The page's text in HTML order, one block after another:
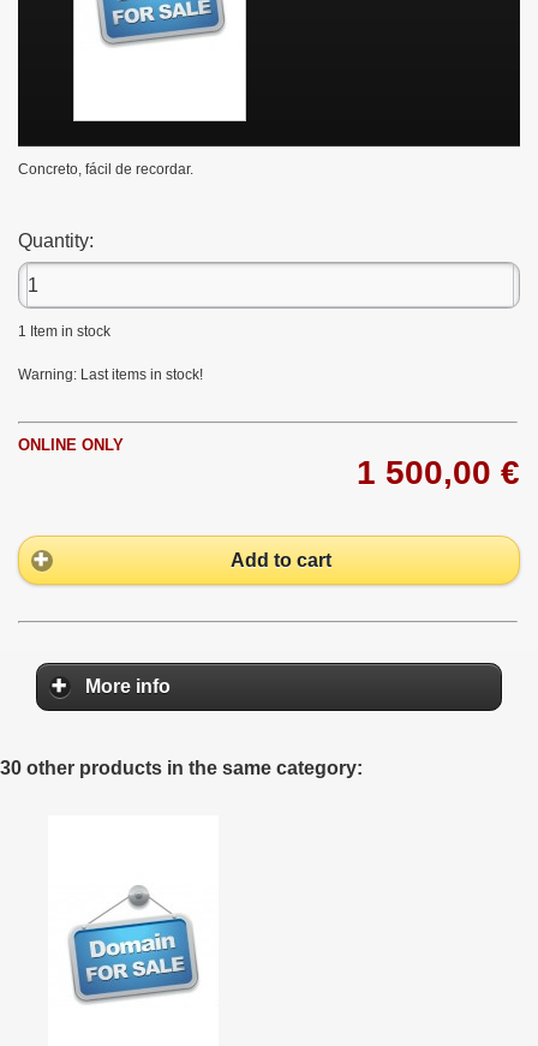
Concreto, fácil de recordar.
Quantity:
1 Item in stock
Warning: Last items in stock!
ONLINE ONLY
1 500,00 €
Add to cart
More info
30 other products in the same category: